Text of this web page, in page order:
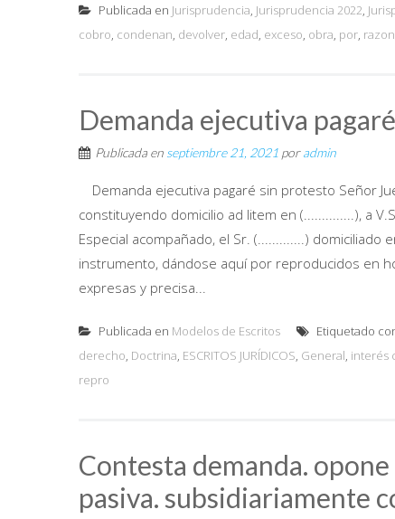
Publicada en Jurisprudencia, Jurisprudencia 2022,
cobro, condenan, devolver, edad, exceso, obra, por,
Demanda ejecutiva
Publicada en septiembre 21, 2021 poradmin
Demanda ejecutiva pagaré sin protesto Señor
constituyendo domicilio ad litem en (..............), a
Especial acompañado, el Sr. (.............)
instrumento, dándose aquí por reproducidos en
expresas y precisa...
Publicada en Modelos de Escritos Etiquetado
derecho, Doctrina, ESCRITOS JURÍDICOS, General, interés
repro
Contesta demanda.
pasiva. subsidiariamente